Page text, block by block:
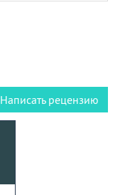
Написать рецензию